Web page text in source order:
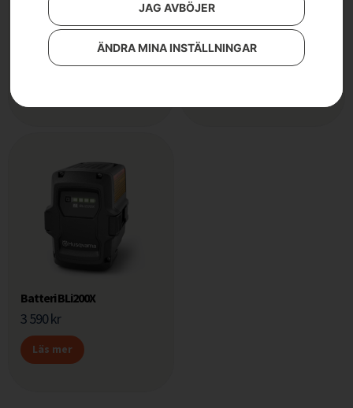
JAG AVBÖJER
ÄNDRA MINA INSTÄLLNINGAR
Husqvarna Automower®
430X NERA
43 900
3 290kr
Läs mer
Batteri BLi200X
3 590kr
Läs mer